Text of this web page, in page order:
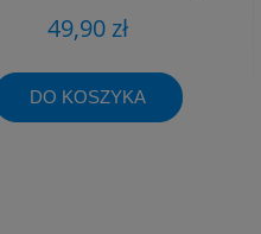
49,90 zł
DO KOSZYKA